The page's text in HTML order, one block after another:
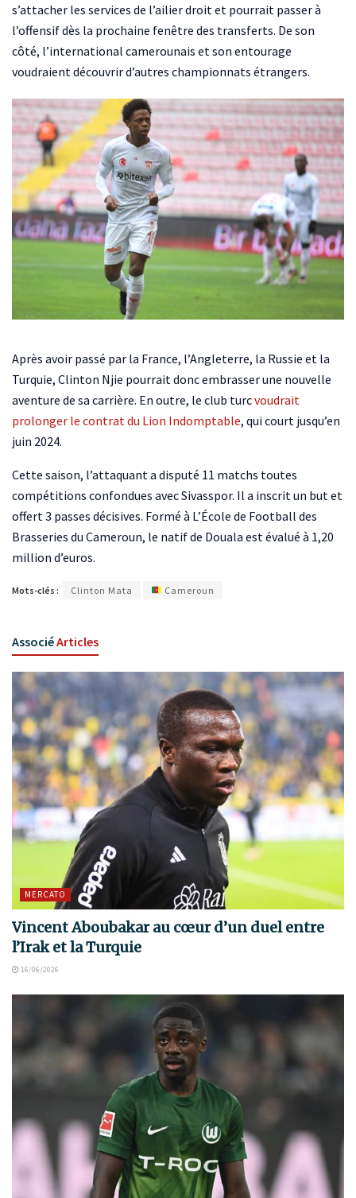
s’attacher les services de l’ailier droit et pourrait passer à
l’offensif dès la prochaine fenêtre des transferts. De son
côté, l’international camerounais et son entourage
voudraient découvrir d’autres championnats étrangers.
Après avoir passé par la France, l’Angleterre, la Russie et la
Turquie, Clinton Njie pourrait donc embrasser une nouvelle
aventure de sa carrière. En outre, le club turcvoudrait
prolonger le contrat du Lion Indomptable, qui court jusqu’en
juin 2024.
Cette saison, l’attaquant a disputé 11 matchs toutes
compétitions confondues avec Sivasspor. Il a inscrit un but et
offert 3 passes décisives. Formé à L’École de Football des
Brasseries du Cameroun, le natif de Douala est évalué à 1,20
million d’euros.
Mots-clés : Clinton Mata Cameroun
AssociéArticles
MERCATO
Vincent Aboubakar au cœur d’un duel entre
l’Irak et la Turquie
16/06/2026